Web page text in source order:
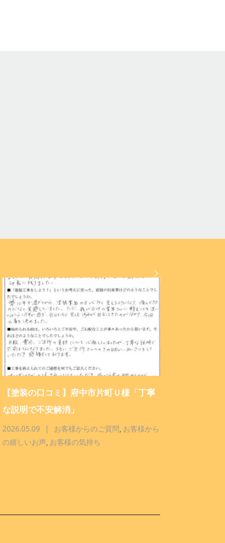
【塗装の口コミ】府中市片町Ｕ様「丁寧
な説明で不安解消」
2026.05.09 お客様からのご質問, お客様から
の嬉しいお声, お客様の気持ち